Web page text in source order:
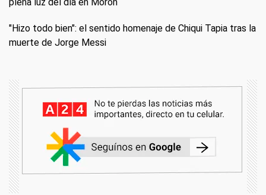
"Hizo todo bien": el sentido homenaje de Chiqui Tapia tras la
muerte de Jorge Messi